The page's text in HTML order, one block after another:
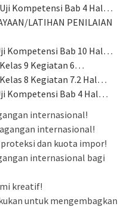
Kompetensi Bab 4 Hal…
LATIHAN PENILAIAN
Kompetensi Bab 10 Hal…
9 Kegiatan 6…
8 Kegiatan 7.2 Hal…
Kompetensi Bab 4 Hal…
internasional!
internasional!
dan kuota impor!
internasional bagi
kreatif!
untuk mengembagkan